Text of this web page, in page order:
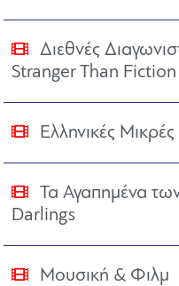
Διεθνές
Stranger Than Fiction
Ελληνικές
Τα Αγαπημένα
Darlings
Μουσική & Φιλμ